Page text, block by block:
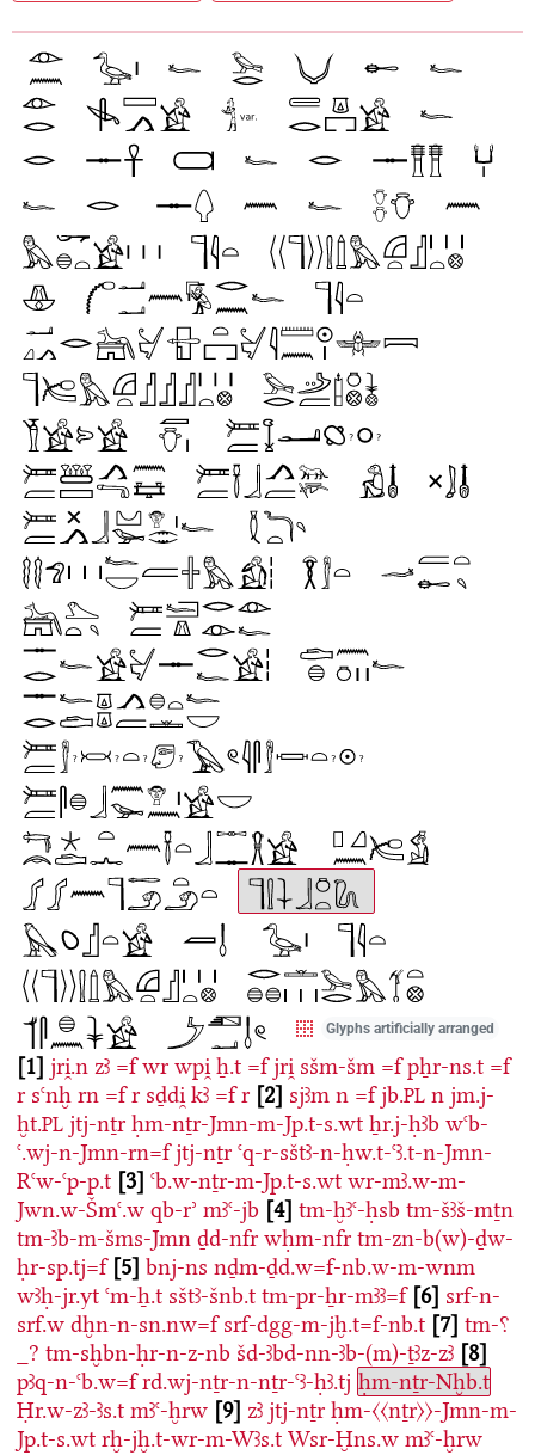
Glyphs artificially arranged
1 jri̯.n zꜣ =f wr wpi̯ ẖ.t =f jri̯ sšm-šm =f pẖr-ns.t =f
r sꜥnḫ rn =f r sḏdi̯ kꜣ =f r 2 sjꜣm n =f jb.PL n jm.j-
ḫt.PL jtj-nṯr ḥm-nṯr-Jmn-m-Jp.t-s.wt ẖr.j-ḥꜣb wꜥb-
ꜥ.wj-n-Jmn-rn=f jtj-nṯr ꜥq-r-sštꜣ-n-ḥw.t-ꜥꜣ.t-n-Jmn-
Rꜥw-ꜥp-p.t 3 ꜥb.w-nṯr-m-Jp.t-s.wt wr-mꜣ.w-m-
Jwn.w-Šmꜥ.w qb-rʾ mꜣꜥ-jb 4 tm-ḫꜣꜥ-ḥsb tm-šꜣš-mṯn
tm-ꜣb-m-šms-Jmn ḏd-nfr wḥm-nfr tm-zn-b(w)-ḏw-
ḥr-sp.tj=f 5 bnj-ns nḏm-ḏd.w=f-nb.w-m-wnm
wꜣḥ-jr.yt ꜥm-ẖ.t sštꜣ-šnb.t tm-pr-ẖr-mꜣꜣ=f 6 srf-n-
srf.w dḫn-n-sn.nw=f srf-dgg-m-jḫ.t=f-nb.t 7 tm-⸮
_? tm-sḫbn-ḥr-n-z-nb šd-ꜣbd-nn-ꜣb-(m)-ṯꜣz-zꜣ 8
pꜣq-n-ꜥb.w=f rd.wj-nṯr-n-nṯr-ꜥꜣ-ḥꜣ.tj ḥm-nṯr-Nḫb.t
Ḥr.w-zꜣ-ꜣs.t mꜣꜥ-ḫrw 9 zꜣ jtj-nṯr ḥm-〈〈nṯr〉〉-Jmn-m-
Jp.t-s.wt rḫ-jḫ.t-wr-m-Wꜣs.t Wsr-Ḫns.w mꜣꜥ-ḫrw